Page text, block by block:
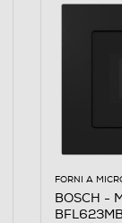
FORNI A
BOSCH -